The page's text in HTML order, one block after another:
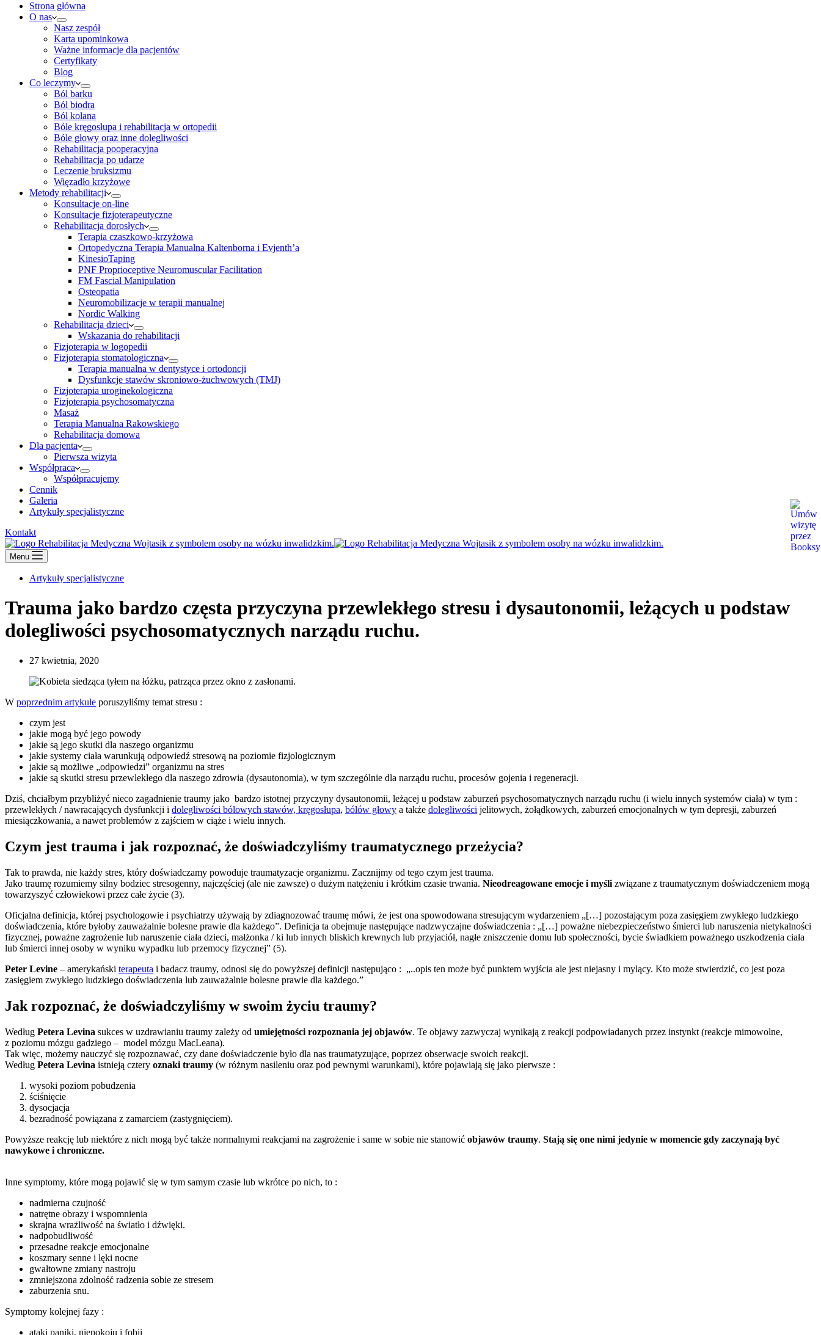
Strona główna
O nas
Nasz zespół
Karta upominkowa
Ważne informacje dla pacjentów
Certyfikaty
Blog
Co leczymy
Ból barku
Ból biodra
Ból kolana
Bóle kręgosłupa i rehabilitacja w ortopedii
Bóle głowy oraz inne dolegliwości
Rehabilitacja pooperacyjna
Rehabilitacja po udarze
Leczenie bruksizmu
Więzadło krzyżowe
Metody rehabilitacji
Konsultacje on-line
Konsultacje fizjoterapeutyczne
Rehabilitacja dorosłych
Terapia czaszkowo-krzyżowa
Ortopedyczna Terapia Manualna Kaltenborna i Evjenth’a
KinesioTaping
PNF Proprioceptive Neuromuscular Facilitation
FM Fascial Manipulation
Osteopatia
Neuromobilizacje w terapii manualnej
Nordic Walking
Rehabilitacja dzieci
Wskazania do rehabilitacji
Fizjoterapia w logopedii
Fizjoterapia stomatologiczna
Terapia manualna w dentystyce i ortodoncji
Dysfunkcje stawów skroniowo-żuchwowych (TMJ)
Fizjoterapia uroginekologiczna
Fizjoterapia psychosomatyczna
Masaż
Terapia Manualna Rakowskiego
Rehabilitacja domowa
Dla pacjenta
Pierwsza wizyta
Współpraca
Współpracujemy
Cennik
Galeria
Artykuły specjalistyczne
Kontakt
Menu
Artykuły specjalistyczne
Trauma jako bardzo częsta przyczyna przewlekłego stresu i dysautonomii, leżących u podstaw
dolegliwości psychosomatycznych narządu ruchu.
27 kwietnia, 2020
W poprzednim artykule poruszyliśmy temat stresu :
czym jest
jakie mogą być jego powody
jakie są jego skutki dla naszego organizmu
jakie systemy ciała warunkują odpowiedź stresową na poziomie fizjologicznym
jakie są możliwe „odpowiedzi” organizmu na stres
jakie są skutki stresu przewlekłego dla naszego zdrowia (dysautonomia), w tym szczególnie dla narządu ruchu, procesów gojenia i regeneracji.
Dziś, chciałbym przybliżyć nieco zagadnienie traumy jako bardzo istotnej przyczyny dysautonomii, leżącej u podstaw zaburzeń psychosomatycznych narządu ruchu (i wielu innych systemów ciała) w tym :
przewlekłych / nawracających dysfunkcji i dolegliwości bólowych stawów, kręgosłupa, bólów głowy a także dolegliwości jelitowych, żołądkowych, zaburzeń emocjonalnych w tym depresji, zaburzeń
miesiączkowania, a nawet problemów z zajściem w ciąże i wielu innych.
Czym jest trauma i jak rozpoznać, że doświadczyliśmy traumatycznego przeżycia?
Tak to prawda, nie każdy stres, który doświadczamy powoduje traumatyzacje organizmu. Zacznijmy od tego czym jest trauma.
Jako traumę rozumiemy silny bodziec stresogenny, najczęściej (ale nie zawsze) o dużym natężeniu i krótkim czasie trwania. Nieodreagowane emocje i myśli związane z traumatycznym doświadczeniem mogą
towarzyszyć człowiekowi przez całe życie (3).
Oficjalna definicja, której psychologowie i psychiatrzy używają by zdiagnozować traumę mówi, że jest ona spowodowana stresującym wydarzeniem „[…] pozostającym poza zasięgiem zwykłego ludzkiego
doświadczenia, które byłoby zauważalnie bolesne prawie dla każdego”. Definicja ta obejmuje następujące nadzwyczajne doświadczenia : „[…] poważne niebezpieczeństwo śmierci lub naruszenia nietykalności
fizycznej, poważne zagrożenie lub naruszenie ciała dzieci, małżonka / ki lub innych bliskich krewnych lub przyjaciół, nagłe zniszczenie domu lub społeczności, bycie świadkiem poważnego uszkodzenia ciała
lub śmierci innej osoby w wyniku wypadku lub przemocy fizycznej” (5).
Peter Levine – amerykański terapeuta i badacz traumy, odnosi się do powyższej definicji następująco : „..opis ten może być punktem wyjścia ale jest niejasny i mylący. Kto może stwierdzić, co jest poza
zasięgiem zwykłego ludzkiego doświadczenia lub zauważalnie bolesne prawie dla każdego.”
Jak rozpoznać, że doświadczyliśmy w swoim życiu traumy?
Według Petera Levina sukces w uzdrawianiu traumy zależy od umiejętności rozpoznania jej objawów. Te objawy zazwyczaj wynikają z reakcji podpowiadanych przez instynkt (reakcje mimowolne,
z poziomu mózgu gadziego – model mózgu MacLeana).
Tak więc, możemy nauczyć się rozpoznawać, czy dane doświadczenie było dla nas traumatyzujące, poprzez obserwacje swoich reakcji.
Według Petera Levina istnieją cztery oznaki traumy (w różnym nasileniu oraz pod pewnymi warunkami), które pojawiają się jako pierwsze :
wysoki poziom pobudzenia
ściśnięcie
dysocjacja
bezradność powiązana z zamarciem (zastygnięciem).
Powyższe reakcję lub niektóre z nich mogą być także normalnymi reakcjami na zagrożenie i same w sobie nie stanowić objawów traumy. Stają się one nimi jedynie w momencie gdy zaczynają być
nawykowe i chroniczne.
Inne symptomy, które mogą pojawić się w tym samym czasie lub wkrótce po nich, to :
nadmierna czujność
natrętne obrazy i wspomnienia
skrajna wrażliwość na światło i dźwięki.
nadpobudliwość
przesadne reakcje emocjonalne
koszmary senne i lęki nocne
gwałtowne zmiany nastroju
zmniejszona zdolność radzenia sobie ze stresem
zaburzenia snu.
Symptomy kolejnej fazy :
ataki paniki, niepokoju i fobii